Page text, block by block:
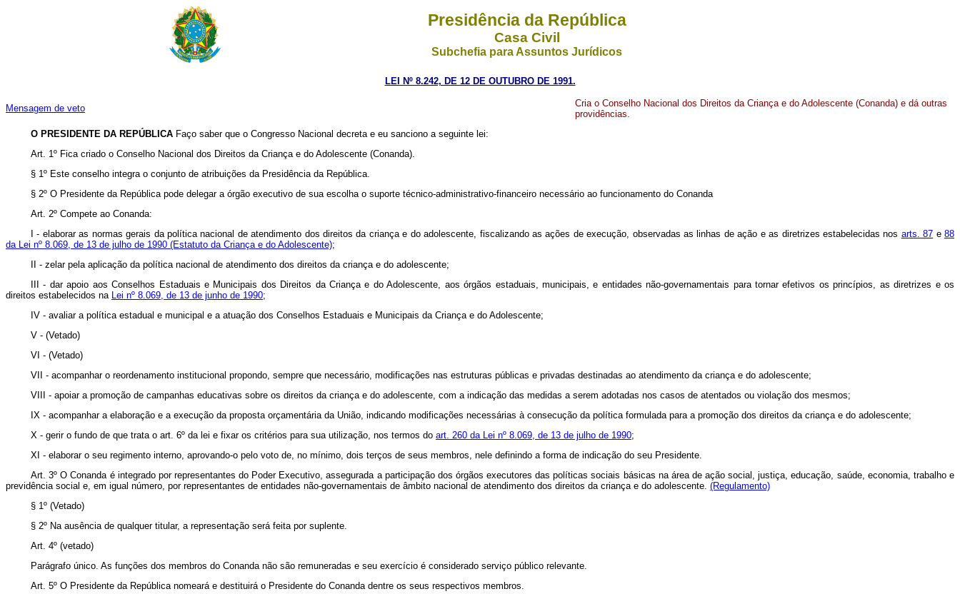
Presidência da República
Casa Civil
Subchefia para Assuntos Jurídicos
LEI Nº 8.242, DE 12 DE OUTUBRO DE 1991.
Mensagem de veto
Cria o Conselho Nacional dos Direitos da Criança e do Adolescente (Conanda) e dá outras
providências.
O PRESIDENTE DA REPÚBLICA Faço saber que o Congresso Nacional decreta e eu sanciono a seguinte lei:
Art. 1º Fica criado o Conselho Nacional dos Direitos da Criança e do Adolescente (Conanda).
§ 1º Este conselho integra o conjunto de atribuições da Presidência da República.
§ 2º O Presidente da República pode delegar a órgão executivo de sua escolha o suporte técnico-administrativo-financeiro necessário ao funcionamento do Conanda
Art. 2º Compete ao Conanda:
I - elaborar as normas gerais da política nacional de atendimento dos direitos da criança e do adolescente, fiscalizando as ações de execução, observadas as linhas de ação e as diretrizes estabelecidas nos arts. 87 e88
da Lei nº 8.069, de 13 de julho de 1990 (Estatuto da Criança e do Adolescente);
II - zelar pela aplicação da política nacional de atendimento dos direitos da criança e do adolescente;
III - dar apoio aos Conselhos Estaduais e Municipais dos Direitos da Criança e do Adolescente, aos órgãos estaduais, municipais, e entidades não-governamentais para tornar efetivos os princípios, as diretrizes e os
direitos estabelecidos na Lei nº 8.069, de 13 de junho de 1990;
IV - avaliar a política estadual e municipal e a atuação dos Conselhos Estaduais e Municipais da Criança e do Adolescente;
V - (Vetado)
VI - (Vetado)
VII - acompanhar o reordenamento institucional propondo, sempre que necessário, modificações nas estruturas públicas e privadas destinadas ao atendimento da criança e do adolescente;
VIII - apoiar a promoção de campanhas educativas sobre os direitos da criança e do adolescente, com a indicação das medidas a serem adotadas nos casos de atentados ou violação dos mesmos;
IX - acompanhar a elaboração e a execução da proposta orçamentária da União, indicando modificações necessárias à consecução da política formulada para a promoção dos direitos da criança e do adolescente;
X - gerir o fundo de que trata o art. 6º da lei e fixar os critérios para sua utilização, nos termos do art. 260 da Lei nº 8.069, de 13 de julho de 1990;
XI - elaborar o seu regimento interno, aprovando-o pelo voto de, no mínimo, dois terços de seus membros, nele definindo a forma de indicação do seu Presidente.
Art. 3º O Conanda é integrado por representantes do Poder Executivo, assegurada a participação dos órgãos executores das políticas sociais básicas na área de ação social, justiça, educação, saúde, economia, trabalho e
previdência social e, em igual número, por representantes de entidades não-governamentais de âmbito nacional de atendimento dos direitos da criança e do adolescente. (Regulamento)
§ 1º (Vetado)
§ 2º Na ausência de qualquer titular, a representação será feita por suplente.
Art. 4º (vetado)
Parágrafo único. As funções dos membros do Conanda não são remuneradas e seu exercício é considerado serviço público relevante.
Art. 5º O Presidente da República nomeará e destituirá o Presidente do Conanda dentre os seus respectivos membros.